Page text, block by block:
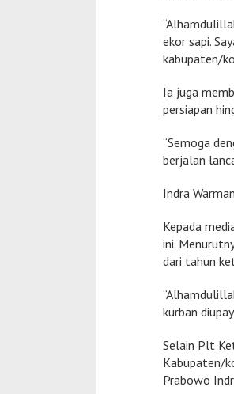
ekor sapi.
kabupaten/
Ia juga
persiapan
“Semoga
berjalan
Indra
Kepada
ini.
dari tahun
kurban
Selain Plt
Kabupaten/
Prabowo